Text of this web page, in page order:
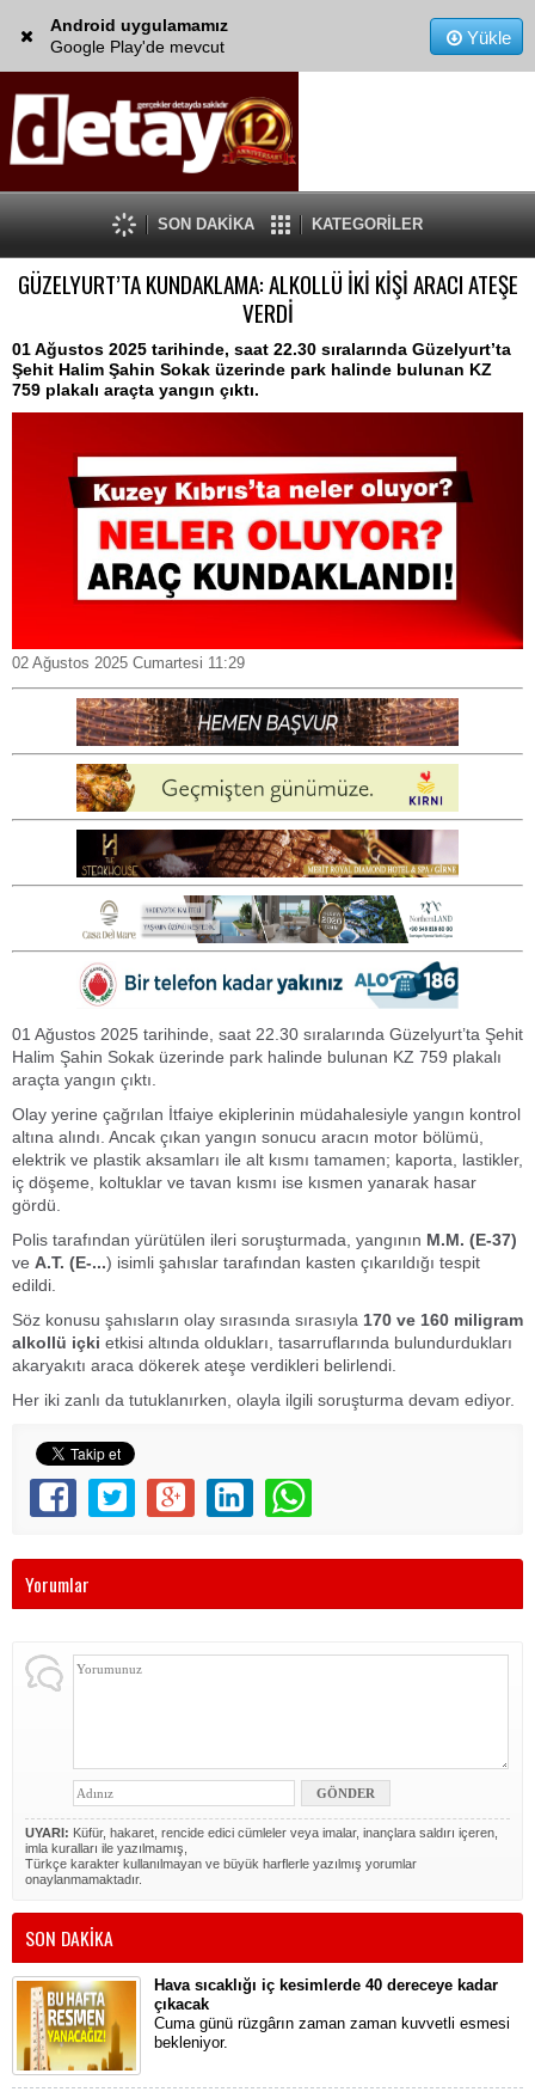
Android uygulamamız
Google Play'de mevcut
Yükle
SON DAKİKA KATEGORİLER
GÜZELYURT’TA KUNDAKLAMA: ALKOLLÜ İKİ KİŞİ ARACI ATEŞE
VERDİ
01 Ağustos 2025 tarihinde, saat 22.30 sıralarında Güzelyurt’ta
Şehit Halim Şahin Sokak üzerinde park halinde bulunan KZ
759 plakalı araçta yangın çıktı.
02 Ağustos 2025 Cumartesi 11:29
01 Ağustos 2025 tarihinde, saat 22.30 sıralarında Güzelyurt’ta Şehit
Halim Şahin Sokak üzerinde park halinde bulunan KZ 759 plakalı
araçta yangın çıktı.
Olay yerine çağrılan İtfaiye ekiplerinin müdahalesiyle yangın kontrol
altına alındı. Ancak çıkan yangın sonucu aracın motor bölümü,
elektrik ve plastik aksamları ile alt kısmı tamamen; kaporta, lastikler,
iç döşeme, koltuklar ve tavan kısmı ise kısmen yanarak hasar
gördü.
Polis tarafından yürütülen ileri soruşturmada, yangının M.M. (E-37)
ve A.T. (E-...) isimli şahıslar tarafından kasten çıkarıldığı tespit
edildi.
Söz konusu şahısların olay sırasında sırasıyla 170 ve 160 miligram
alkollü içki etkisi altında oldukları, tasarruflarında bulundurdukları
akaryakıtı araca dökerek ateşe verdikleri belirlendi.
Her iki zanlı da tutuklanırken, olayla ilgili soruşturma devam ediyor.
Yorumlar
UYARI: Küfür, hakaret, rencide edici cümleler veya imalar, inançlara saldırı içeren,
imla kuralları ile yazılmamış,
Türkçe karakter kullanılmayan ve büyük harflerle yazılmış yorumlar
onaylanmamaktadır.
SON DAKİKA
Hava sıcaklığı iç kesimlerde 40 dereceye kadar
çıkacak
Cuma günü rüzgârın zaman zaman kuvvetli esmesi
bekleniyor.